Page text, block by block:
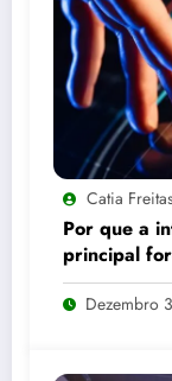
Catia
Por que a
principal
significa
Dezembro